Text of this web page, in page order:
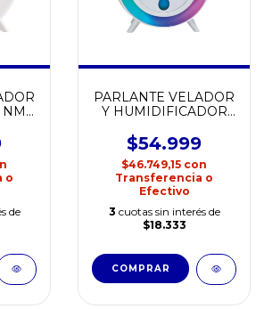
NM-
o
de
PARLANTE VELADOR
Y HUMIDIFICADOR
GRAVITY
$54.999
$46.749,15 con
Transferencia o
Efectivo
3 cuotas sin interés de
$18.333